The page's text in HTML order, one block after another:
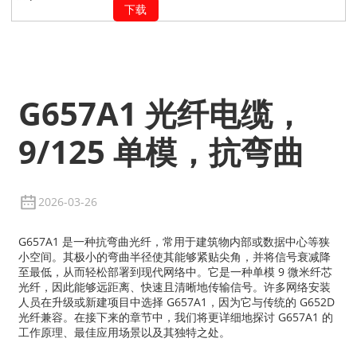
下载
G657A1 光纤电缆，
9/125 单模，抗弯曲
2026-03-26
G657A1 是一种抗弯曲光纤，常用于建筑物内部或数据中心等狭
小空间。其极小的弯曲半径使其能够紧贴尖角，并将信号衰减降
至最低，从而轻松部署到现代网络中。它是一种单模 9 微米纤芯
光纤，因此能够远距离、快速且清晰地传输信号。许多网络安装
人员在升级或新建项目中选择 G657A1，因为它与传统的 G652D
光纤兼容。在接下来的章节中，我们将更详细地探讨 G657A1 的
工作原理、最佳应用场景以及其独特之处。